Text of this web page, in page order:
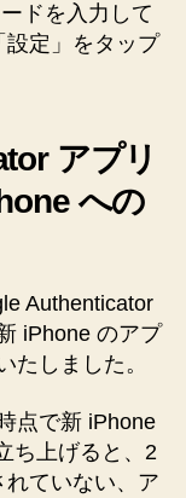
ドを入力して
設定」をタップ
アプリ
への
Authenticator
iPhone のアプ
たしました。
点で新 iPhone
ち上げると、2
ていない、ア